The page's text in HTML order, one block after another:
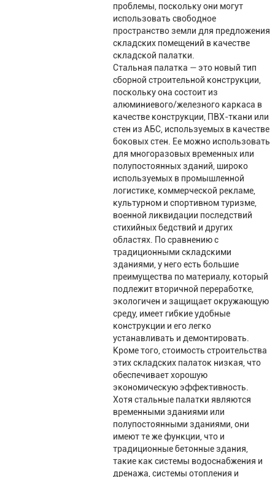
проблемы, поскольку они могут
использовать свободное
пространство земли для предложения
складских помещений в качестве
складской палатки.
Стальная палатка — это новый тип
сборной строительной конструкции,
поскольку она состоит из
алюминиевого/железного каркаса в
качестве конструкции, ПВХ-ткани или
стен из АБС, используемых в качестве
боковых стен. Ее можно использовать
для многоразовых временных или
полупостоянных зданий, широко
используемых в промышленной
логистике, коммерческой рекламе,
культурном и спортивном туризме,
военной ликвидации последствий
стихийных бедствий и других
областях. По сравнению с
традиционными складскими
зданиями, у него есть большие
преимущества по материалу, который
подлежит вторичной переработке,
экологичен и защищает окружающую
среду, имеет гибкие удобные
конструкции и его легко
устанавливать и демонтировать.
Кроме того, стоимость строительства
этих складских палаток низкая, что
обеспечивает хорошую
экономическую эффективность.
Хотя стальные палатки являются
временными зданиями или
полупостоянными зданиями, они
имеют те же функции, что и
традиционные бетонные здания,
такие как системы водоснабжения и
дренажа, системы отопления и